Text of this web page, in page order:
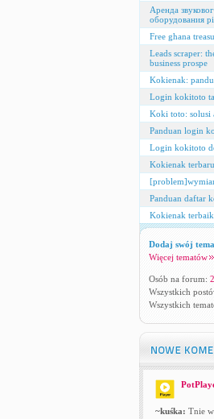
Аренда
оборудования
Free ghana
Leads scraper:
business prospe
Kokienak:
Login kokitoto
Koki toto: solusi
Panduan login
Login kokitoto
Kokienak
Panduan daftar
Kokienak
Dodaj swój
Więcej tematów
Osób na forum:
Wszystkich
Wszystkich
~kuśka: Tnie